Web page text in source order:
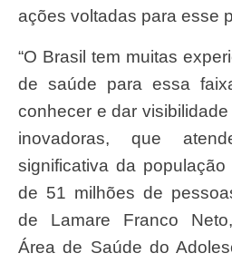
ações voltadas para esse
“O Brasil tem muitas experiências dos serviços
de saúde para essa
conhecer e dar
inovadoras, que
significativa da
de 51 milhões de
de Lamare Franco
Área de Saúde do